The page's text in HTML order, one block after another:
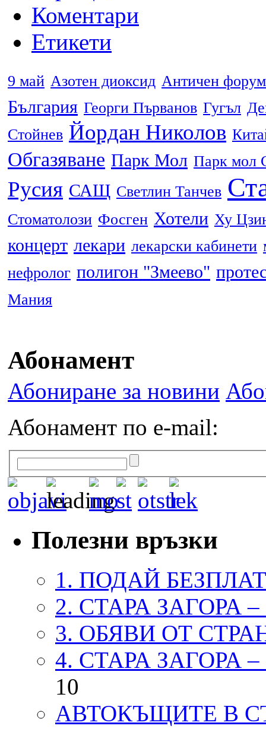
Коментари
Етикети
9 май Азотен диоксид Античен форум
България Георги Първанов Гугъл
Стойнев Йордан Николов
Обгазяване Парк Мол Парк мол
Русия САЩ Светлин Танчев
Стоматолози Фосген Хотели Ху
концерт лекари лекарски кабинети
нефролог полигон "Змеево"
Мания
Абонамент
Абониране за новини
Абонамент по e-mail:
Полезни връзки
1. ПОДАЙ
2. СТАРА ЗАГОРА
3. ОБЯВИ ОТ
4. СТАРА ЗАГОРА
10
АВТОКЪЩИТЕ В